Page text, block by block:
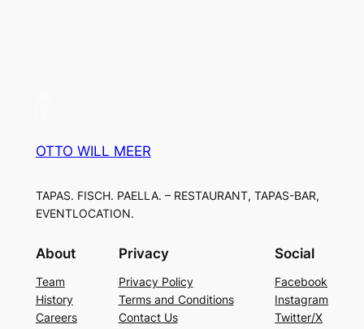
OTTO WILL MEER
TAPAS. FISCH. PAELLA. – RESTAURANT, TAPAS-BAR,
EVENTLOCATION.
About
Team
History
Careers
Privacy
Privacy Policy
Terms and Conditions
Contact Us
Social
Facebook
Instagram
Twitter/X